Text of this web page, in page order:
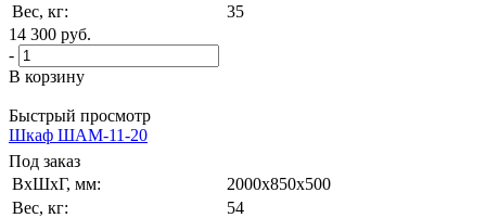
Вес, кг:
35
14 300 руб.
-
В корзину
Быстрый просмотр
Шкаф ШАМ-11-20
Под заказ
ВxШxГ, мм:
2000x850x500
Вес, кг:
54